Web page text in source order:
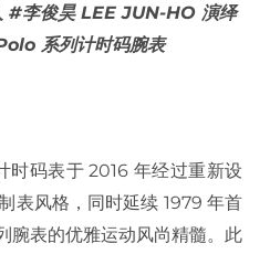
#李俊昊 LEE JUN-HO 演绎
系列计时码腕表
时码表于 2016 年经过重新设
表风格，同时延续 1979 年首
腕表的优雅运动风尚精髓。此